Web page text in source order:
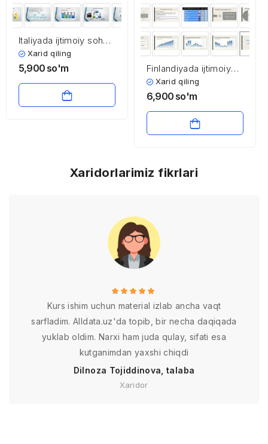
Italiyada ijtimoiy soha
iqtisodiyoti va
menejmenti
Xarid qiling
5,900 so'm
Finlandiyada ijtimoiy
sohaXarid qiling
6,900 so'm
Xaridorlarimiz fikrlari
Kurs ishim uchun material izlab ancha vaqt
sarfladim. Alldata.uz'da topib, bir necha daqiqada
yuklab oldim. Narxi ham juda qulay, sifati esa
kutganimdan yaxshi chiqdi
Dilnoza Tojiddinova, talaba
Xaridor